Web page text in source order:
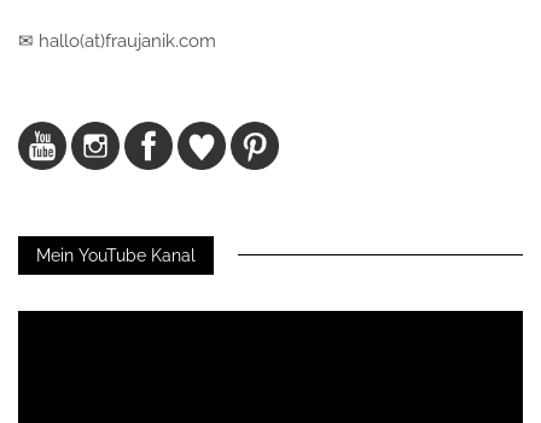
✉ hallo(at)fraujanik.com
Mein YouTube Kanal